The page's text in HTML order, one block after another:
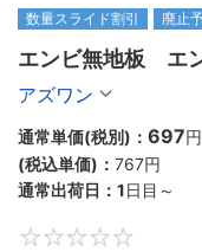
数量スライド割引 廃止
エンビ無地板　エ
アズワン
通常単価(税別)： 697円
(税込単価)： 767円
通常出荷日： 1日目～